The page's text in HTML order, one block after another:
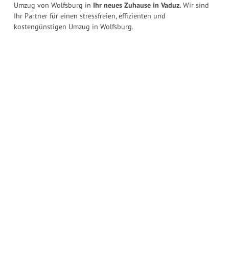
Umzug von Wolfsburg in Ihr neues Zuhause in Vaduz. Wir sind
Ihr Partner für einen stressfreien, effizienten und
kostengünstigen Umzug in Wolfsburg.